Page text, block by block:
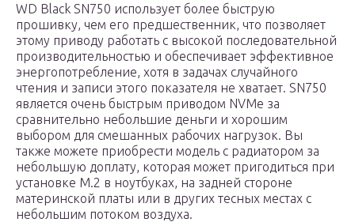
WD Black SN750 использует более быструю
прошивку, чем его предшественник, что позволяет
этому приводу работать с высокой последовательной
производительностью и обеспечивает эффективное
энергопотребление, хотя в задачах случайного
чтения и записи этого показателя не хватает. SN750
является очень быстрым приводом NVMe за
сравнительно небольшие деньги и хорошим
выбором для смешанных рабочих нагрузок. Вы
также можете приобрести модель с радиатором за
небольшую доплату, которая может пригодиться при
установке M.2 в ноутбуках, на задней стороне
материнской платы или в других тесных местах с
небольшим потоком воздуха.